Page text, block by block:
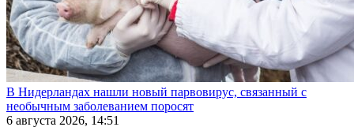
В Нидерландах нашли новый парвовирус, связанный с
необычным заболеванием поросят
6 августа 2026, 14:51